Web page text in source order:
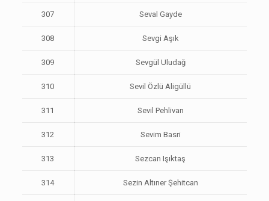
307 Seval Gayde
308 Sevgi Aşık
309 Sevgül Uludağ
310 Sevil Özlü Aligüllü
311 Sevil Pehlivan
312 Sevim Basri
313 Sezcan Işıktaş
314 Sezin Altıner Şehitcan